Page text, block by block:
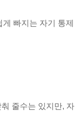
빠지는 자기 통제
줄수는 있지만, 자